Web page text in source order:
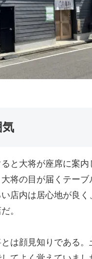
気
と大将が座席に案内
将の目が届くテー
店内は居心地が良
。
は顔見知りである